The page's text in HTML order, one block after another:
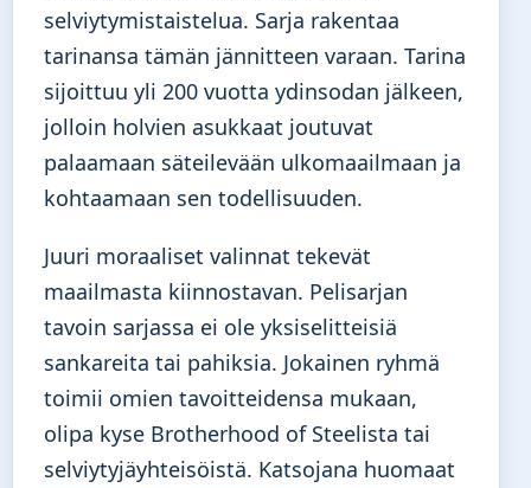
selviytymistaistelua. Sarja rakentaa
tarinansa tämän jännitteen varaan. Tarina
sijoittuu yli 200 vuotta ydinsodan jälkeen,
jolloin holvien asukkaat joutuvat
palaamaan säteilevään ulkomaailmaan ja
kohtaamaan sen todellisuuden.
Juuri moraaliset valinnat tekevät
maailmasta kiinnostavan. Pelisarjan
tavoin sarjassa ei ole yksiselitteisiä
sankareita tai pahiksia. Jokainen ryhmä
toimii omien tavoitteidensa mukaan,
olipa kyse Brotherhood of Steelista tai
selviytyjäyhteisöistä. Katsojana huomaat